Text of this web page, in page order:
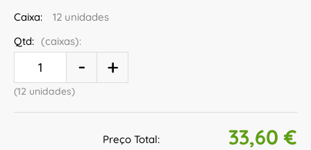
Caixa:
12 unidades
Qtd: (caixas):
(12 unidades)
Preço Total: 33,60 €